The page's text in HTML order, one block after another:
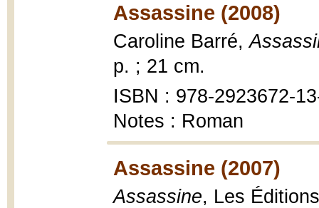
Assassine (2008)
Caroline Barré,
p. ; 21 cm.
ISBN : 978-2923672-
Notes : Roman
Assassine (2007)
Assassine, Les